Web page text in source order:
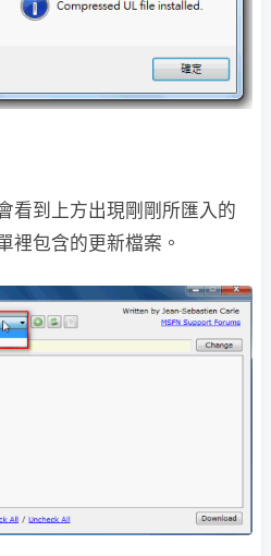
看到上方出現剛剛所匯入的
裡包含的更新檔案。